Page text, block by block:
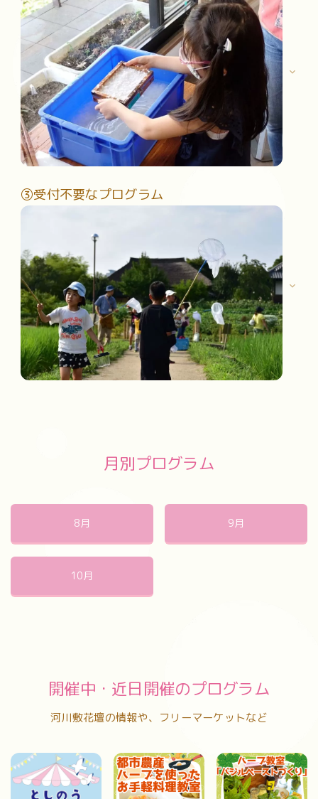
往復ハガキまたはオンラインフォームで応募が可能です。
応募方法はこちらをご覧ください。
応募方法はこちら
実施日当日に受付を行う「当日受付プログラム」
または実施場所現地で先着順で受付を行っています。
受付開始後すぐに定員に達してしまうプログラムもございま
すので、予めご了承下さい。
③受付不要なプログラム
月別プログラム
8月 9月
10月
開催中・近日開催のプログラム
河川敷花壇の情報や、フリーマーケットなど